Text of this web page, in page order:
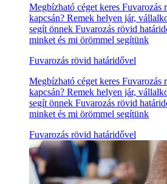
Megbízható céget keres Fuvarozás
kapcsán? Remek helyen jár,
segít önnek Fuvarozás rövid
minket és mi örömmel segítünk
Fuvarozás rövid határidővel
Megbízható céget keres Fuvarozás
kapcsán? Remek helyen jár,
segít önnek Fuvarozás rövid
minket és mi örömmel segítünk
Fuvarozás rövid határidővel